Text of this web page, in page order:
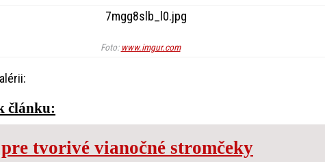
Foto: www.imgur.com
článku:
tvorivé vianočné stromčeky